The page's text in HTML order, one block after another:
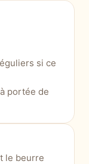
si ce
portée de
le beurre